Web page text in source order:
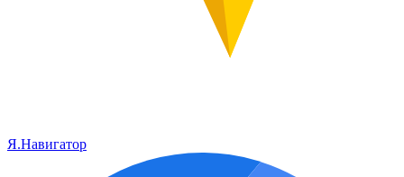
Я.Навигатор